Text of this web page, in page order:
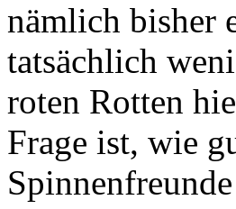
nämlich bisher
tatsächlich
roten Rotten
Frage ist, wie